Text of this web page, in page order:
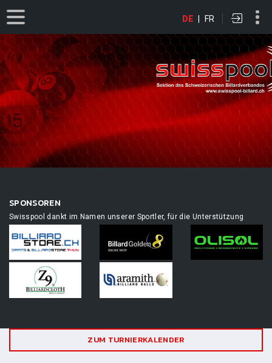
DE | FR
SPONSOREN
Swisspool dankt im Namen unserer Sportler, für die Unterstützung
ZUM TURNIERKALENDER